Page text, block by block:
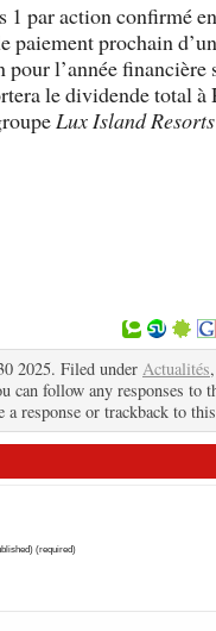
par action confirmé
paiement prochain d’un
l’année financière
le dividende total à
Lux Island Resorts
2025. Filed under Actualités,
can follow any responses to
a response or trackback to
(required)